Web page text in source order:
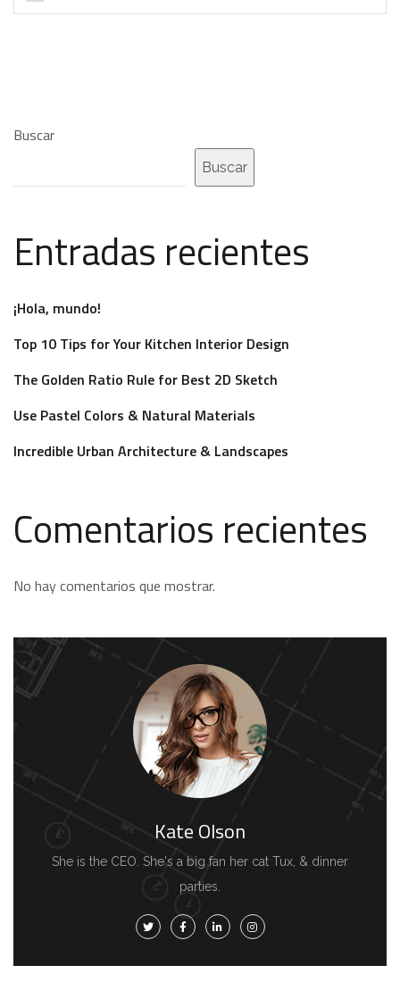
Buscar
Buscar
Entradas recientes
¡Hola, mundo!
Top 10 Tips for Your Kitchen Interior Design
The Golden Ratio Rule for Best 2D Sketch
Use Pastel Colors & Natural Materials
Incredible Urban Architecture & Landscapes
Comentarios recientes
No hay comentarios que mostrar.
Kate Olson
She is the CEO. She's a big fan her cat Tux, & dinner
parties.